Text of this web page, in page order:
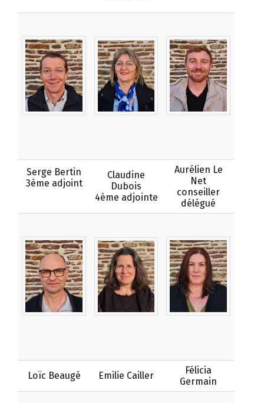
Serge Bertin
3ème adjoint
Claudine
Dubois
4ème adjointe
Aurélien Le
Net
conseiller
délégué
Loïc Beaugé Emilie Cailler
Félicia
Germain